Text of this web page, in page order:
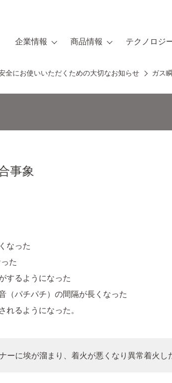
企業情報 商品情報 テクノロジ
全にお使いいただくための大切なお知らせ ガス
事象
なった
た
するようになった
（パチパチ）の間隔が長くなった
れるようになった。
ーに埃が溜まり、着火が悪くなり異常着火し